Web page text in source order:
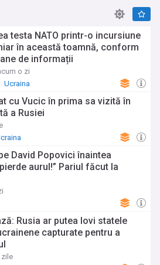
testa NATO printr-o incursiune
în această toamnă, conform
de informații
o zi
Ucraina
cu Vucic în prima sa vizită în
a Rusiei
David Popovici înaintea
aurul!” Pariul făcut la
Rusia ar putea lovi statele
capturate pentru a
zile